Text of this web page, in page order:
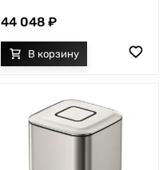
44 048